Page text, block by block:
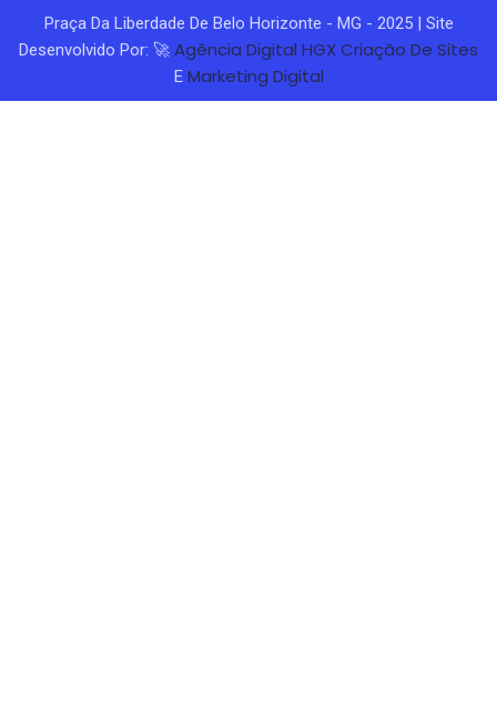
Praça Da Liberdade De Belo Horizonte - MG - 2025 | Site
Desenvolvido Por: 🚀 Agência Digital HGXCriação De Sites
E Marketing Digital